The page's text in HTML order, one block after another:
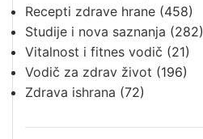
Recepti zdrave hrane (458)
Studije i nova saznanja (282)
Vitalnost i fitnes vodič (21)
Vodič za zdrav život (196)
Zdrava ishrana (72)